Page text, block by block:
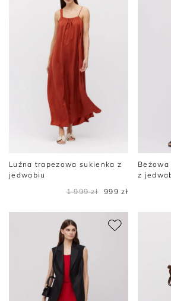
Luźna trapezowa sukienka z
jedwabiu
1 999 zł
999 zł
z